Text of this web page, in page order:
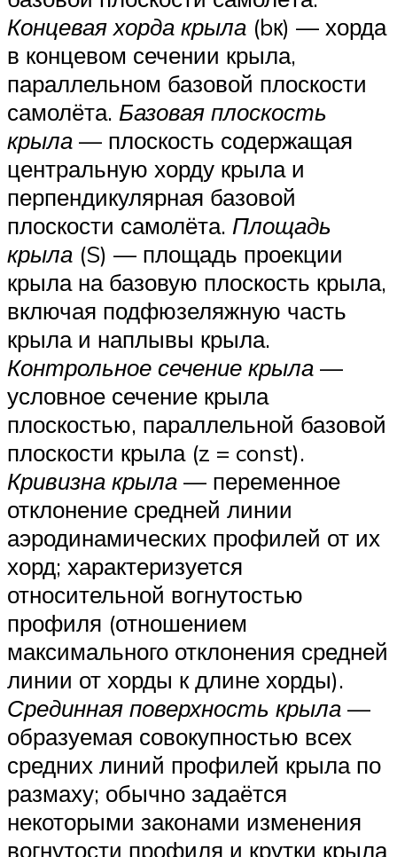
Концевая хорда крыла (bк) — хорда
в концевом сечении крыла,
параллельном базовой плоскости
самолёта. Базовая плоскость
крыла — плоскость содержащая
центральную хорду крыла и
перпендикулярная базовой
плоскости самолёта. Площадь
крыла (S) — площадь проекции
крыла на базовую плоскость крыла,
включая подфюзеляжную часть
крыла и наплывы крыла.
Контрольное сечение крыла —
условное сечение крыла
плоскостью, параллельной базовой
плоскости крыла (z = const).
Кривизна крыла — переменное
отклонение средней линии
аэродинамических профилей от их
хорд; характеризуется
относительной вогнутостью
профиля (отношением
максимального отклонения средней
линии от хорды к длине хорды).
Срединная поверхность крыла —
образуемая совокупностью всех
средних линий профилей крыла по
размаху; обычно задаётся
некоторыми законами изменения
вогнутости профиля и крутки крыла